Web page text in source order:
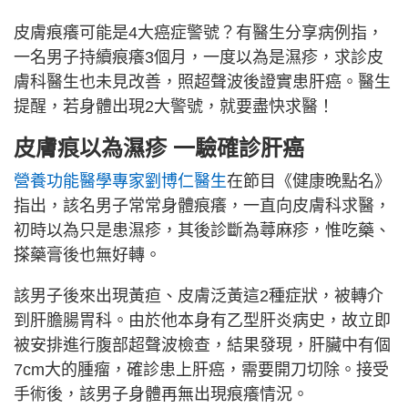
皮膚痕癢可能是4大癌症警號？有醫生分享病例指，
一名男子持續痕癢3個月，一度以為是濕疹，求診皮
膚科醫生也未見改善，照超聲波後證實患肝癌。醫生
提醒，若身體出現2大警號，就要盡快求醫！
皮膚痕以為濕疹 一驗確診肝癌
營養功能醫學專家劉博仁醫生在節目《健康晚點名》
指出，該名男子常常身體痕癢，一直向皮膚科求醫，
初時以為只是患濕疹，其後診斷為蕁麻疹，惟吃藥、
搽藥膏後也無好轉。
該男子後來出現黃疸、皮膚泛黃這2種症狀，被轉介
到肝膽腸胃科。由於他本身有乙型肝炎病史，故立即
被安排進行腹部超聲波檢查，結果發現，肝臟中有個
7cm大的腫瘤，確診患上肝癌，需要開刀切除。接受
手術後，該男子身體再無出現痕癢情況。